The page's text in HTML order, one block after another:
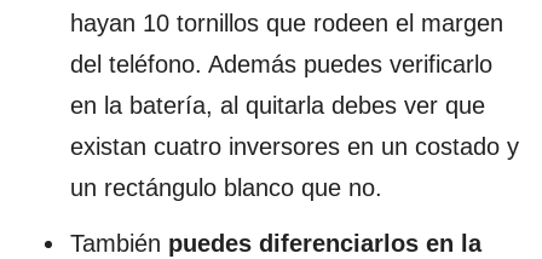
hayan 10 tornillos que rodeen el margen
del teléfono. Además puedes verificarlo
en la batería, al quitarla debes ver que
existan cuatro inversores en un costado y
un rectángulo blanco que no.
También puedes diferenciarlos en la